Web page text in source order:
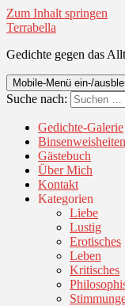
Zum Inhalt springen
Terrabella
Gedichte gegen das
Mobile-Menü ein-/
Suche nach:
Gedichte-Galerie
Binsenweisheiten
Gästebuch
Über Mich
Kontakt
Kategorien
Liebe
Lustig
Erotisches
Leben
Kritisches